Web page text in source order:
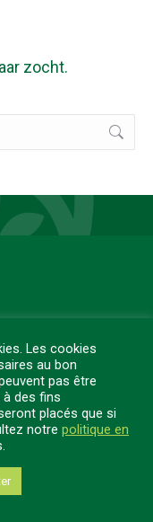
zocht.
Les cookies
au bon
pas être
des fins
placés que si
notre politique en